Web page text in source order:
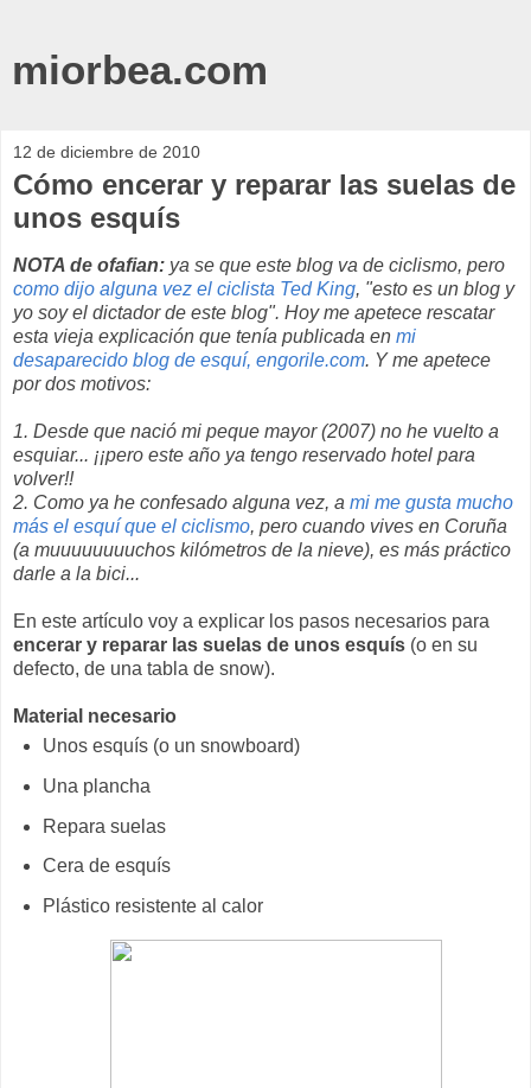
miorbea.com
12 de diciembre de 2010
Cómo encerar y reparar las suelas de
unos esquís
NOTA de ofafian: ya se que este blog va de ciclismo, pero
como dijo alguna vez el ciclista Ted King, "esto es un blog y
yo soy el dictador de este blog". Hoy me apetece rescatar
esta vieja explicación que tenía publicada en mi
desaparecido blog de esquí, engorile.com. Y me apetece
por dos motivos:
1. Desde que nació mi peque mayor (2007) no he vuelto a
esquiar... ¡¡pero este año ya tengo reservado hotel para
volver!!
2. Como ya he confesado alguna vez, a mi me gusta mucho
más el esquí que el ciclismo, pero cuando vives en Coruña
(a muuuuuuuuchos kilómetros de la nieve), es más práctico
darle a la bici...
En este artículo voy a explicar los pasos necesarios para
encerar y reparar las suelas de unos esquís (o en su
defecto, de una tabla de snow).
Material necesario
Unos esquís (o un snowboard)
Una plancha
Repara suelas
Cera de esquís
Plástico resistente al calor